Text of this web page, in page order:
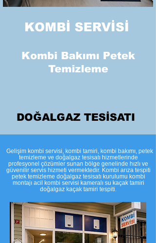
KOMBİ SERVİSİ
Kombi Bakımı Petek
Temizleme
DOĞALGAZ TESİSATI
​Gelişim kombi servisi, kombi tamiri, kombi bakımı, petek
temizleme ve doğalgaz tesisatı hizmetlerinde
profesyonel çözümler sunan bölge genelinde hızlı ve
güvenilir servis hizmeti vermektedir. Kombi arıza tespiti
petek temizleme doğalgaz tesisatı kurulumu kombi
montajı acil kombi servisi kameralı su kaçak tamiri
doğalgaz kaçak tamiri tespiti.